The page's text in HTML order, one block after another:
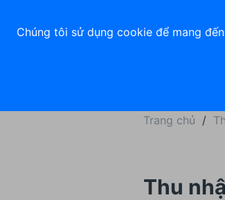
Trang chủ /
Thu
Chúng tôi sử dụng cookie để mang